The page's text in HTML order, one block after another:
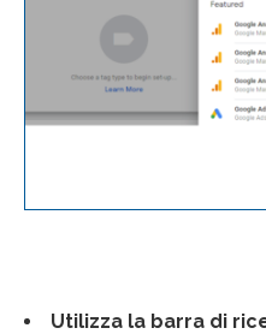
Utilizza la barra di